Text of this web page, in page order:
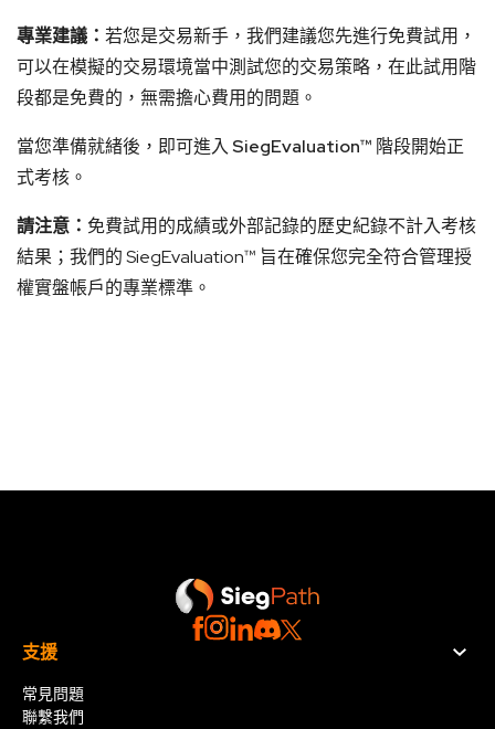
專業建議： 若您是交易新手，我們建議您先進行免費試用，
可以在模擬的交易環境當中測試您的交易策略，在此試用階
段都是免費的，無需擔心費用的問題。
當您準備就緒後，即可進入 SiegEvaluation™ 階段開始正
式考核。
請注意： 免費試用的成績或外部記錄的歷史紀錄不計入考核
結果；我們的 SiegEvaluation™ 旨在確保您完全符合管理授
權實盤帳戶的專業標準。
支援
常見問題
聯繫我們